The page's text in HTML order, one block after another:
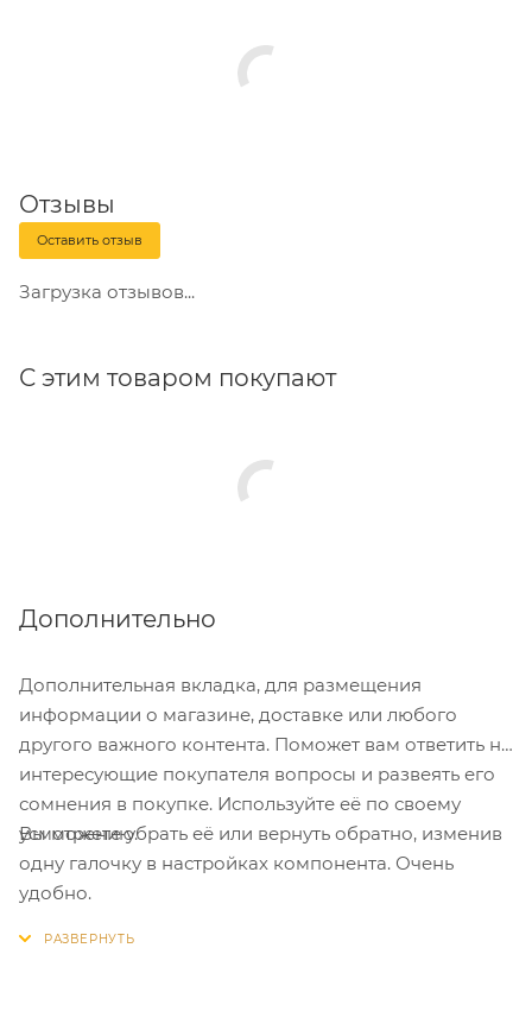
Отзывы
Оставить отзыв
Загрузка отзывов...
С этим товаром покупают
Дополнительно
Дополнительная вкладка, для размещения
информации о магазине, доставке или любого
другого важного контента. Поможет вам ответить на
интересующие покупателя вопросы и развеять его
сомнения в покупке. Используйте её по своему
усмотрению.
Вы можете убрать её или вернуть обратно, изменив
одну галочку в настройках компонента. Очень
удобно.